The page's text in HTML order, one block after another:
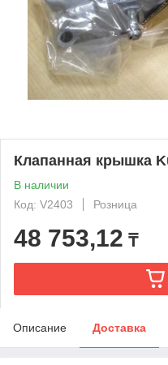
Клапанная крышка
В наличии
Код: V2403
Розница
48 753,12 ₸
Описание Доставка